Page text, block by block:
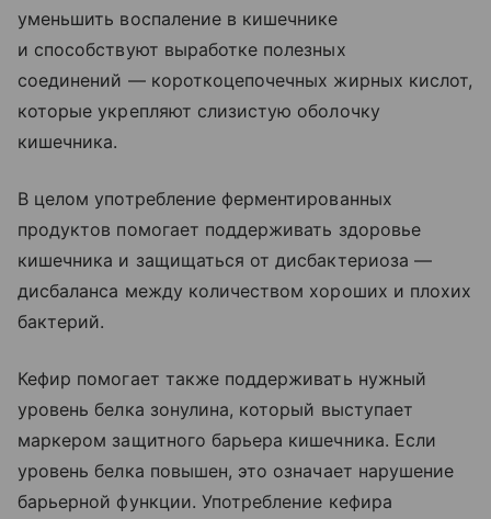
уменьшить воспаление в кишечнике
и способствуют выработке полезных
соединений — короткоцепочечных жирных кислот,
которые укрепляют слизистую оболочку
кишечника.
В целом употребление ферментированных
продуктов помогает поддерживать здоровье
кишечника и защищаться от дисбактериоза —
дисбаланса между количеством хороших и плохих
бактерий.
Кефир помогает также поддерживать нужный
уровень белка зонулина, который выступает
маркером защитного барьера кишечника. Если
уровень белка повышен, это означает нарушение
барьерной функции. Употребление кефира